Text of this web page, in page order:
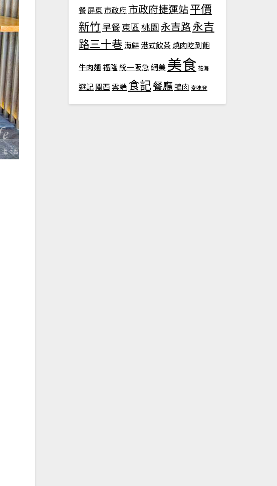
餐屏東市政府 市政府捷運站平價
新竹早餐東區桃園永吉路永吉
路三十巷 海鮮港式飲茶 燒肉吃到飽
牛肉麵福隆統一阪急網美 美食 花海
遊記關西雲端食記餐廳鴨肉 麥味登